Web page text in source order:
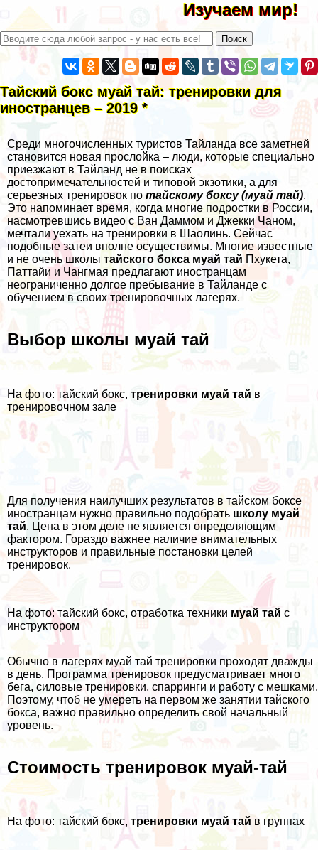
Изучаем мир!
Тайский бокс муай тай: тренировки для
иностранцев – 2019 *
Среди многочисленных туристов Тайланда все заметней
становится новая прослойка – люди, которые специально
приезжают в Тайланд не в поисках
достопримечательностей и типовой экзотики, а для
серьезных тренировок по тайскому боксу (муай тай).
Это напоминает время, когда многие подростки в России,
насмотревшись видео с Ван Даммом и Джекки Чаном,
мечтали уехать на тренировки в Шаолинь. Сейчас
подобные затеи вполне осуществимы. Многие известные
и не очень школы тайского бокса муай тай Пхукета,
Паттайи и Чангмая предлагают иностранцам
неограниченно долгое пребывание в Тайланде с
обучением в своих тренировочных лагерях.
Выбор школы муай тай
На фото: тайский бокс, тренировки муай тай в
тренировочном зале
Для получения наилучших результатов в тайском боксе
иностранцам нужно правильно подобрать школу муай
тай. Цена в этом деле не является определяющим
фактором. Гораздо важнее наличие внимательных
инструкторов и правильные постановки целей
тренировок.
На фото: тайский бокс, отработка техники муай тай с
инструктором
Обычно в лагерях муай тай тренировки проходят дважды
в день. Программа тренировок предусматривает много
бега, силовые тренировки, спарринги и работу с мешками.
Поэтому, чтоб не умереть на первом же занятии тайского
бокса, важно правильно определить свой начальный
уровень.
Стоимость тренировок муай-тай
На фото: тайский бокс, тренировки муай тай в группах